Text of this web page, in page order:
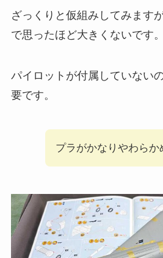
ざっくりと仮組みしてみます
で思ったほど大きくないです。
パイロットが付属していない
要です。
プラがかなりやわらか